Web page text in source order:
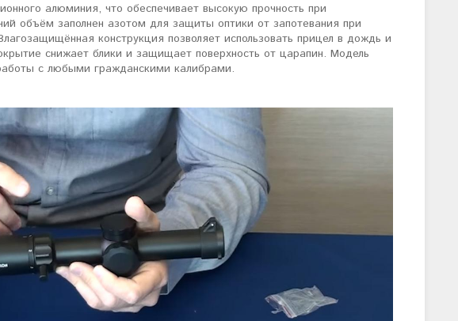
алюминия, что обеспечивает высокую прочность при
объём заполнен азотом для защиты оптики от запотевания при
конструкция позволяет использовать прицел в дождь и
снижает блики и защищает поверхность от царапин. Модель
с любыми гражданскими калибрами.